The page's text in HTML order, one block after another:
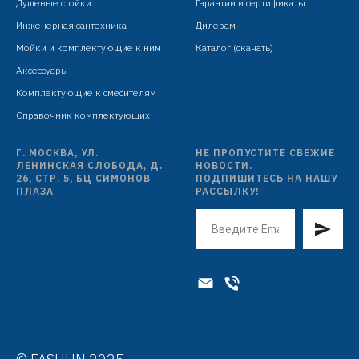
Душевые стойки
Инженерная сантехника
Мойки и комплектующие к ним
Аксессуары
Комплектующие к смесителям
Справочник комплектующих
Гарантии и сертификаты
Дилерам
Каталог (скачать)
Г. МОСКВА, УЛ.
ЛЕНИНСКАЯ СЛОБОДА, Д.
26, СТР. 5, БЦ СИМОНОВ
ПЛАЗА
НЕ ПРОПУСТИТЕ СВЕЖИЕ
НОВОСТИ.
ПОДПИШИТЕСЬ НА НАШУ
РАССЫЛКУ!